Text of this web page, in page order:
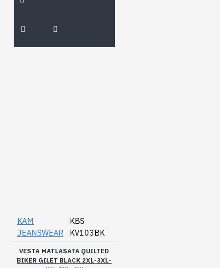
KAM
JEANSWEAR
KBS
KV103BK
VESTA MATLASATA QUILTED
BIKER GILET BLACK 2XL-3XL-